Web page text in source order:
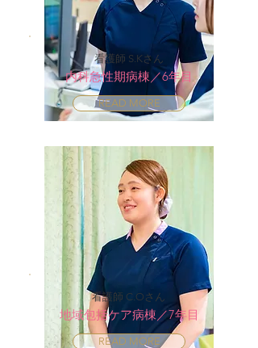
看護師 S.Kさん
内科急性期病棟／6年目
READ MORE
看護師 C.Oさん
地域包括ケア病棟／7年目
READ MORE